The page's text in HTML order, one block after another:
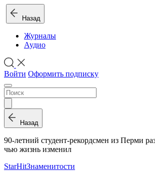
Назад
Журналы
Аудио
Войти Оформить подписку
Назад
90-летний студент-рекордсмен из Перми
чью жизнь изменил
StarHitЗнаменитости